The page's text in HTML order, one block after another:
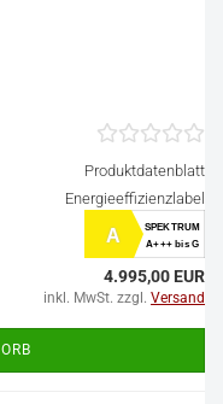
Produktdatenblatt
Energieeffizienzlabel
A
SPEKTRUM
A+++ bis G
4.995,00 EUR
inkl. MwSt. zzgl. Versand